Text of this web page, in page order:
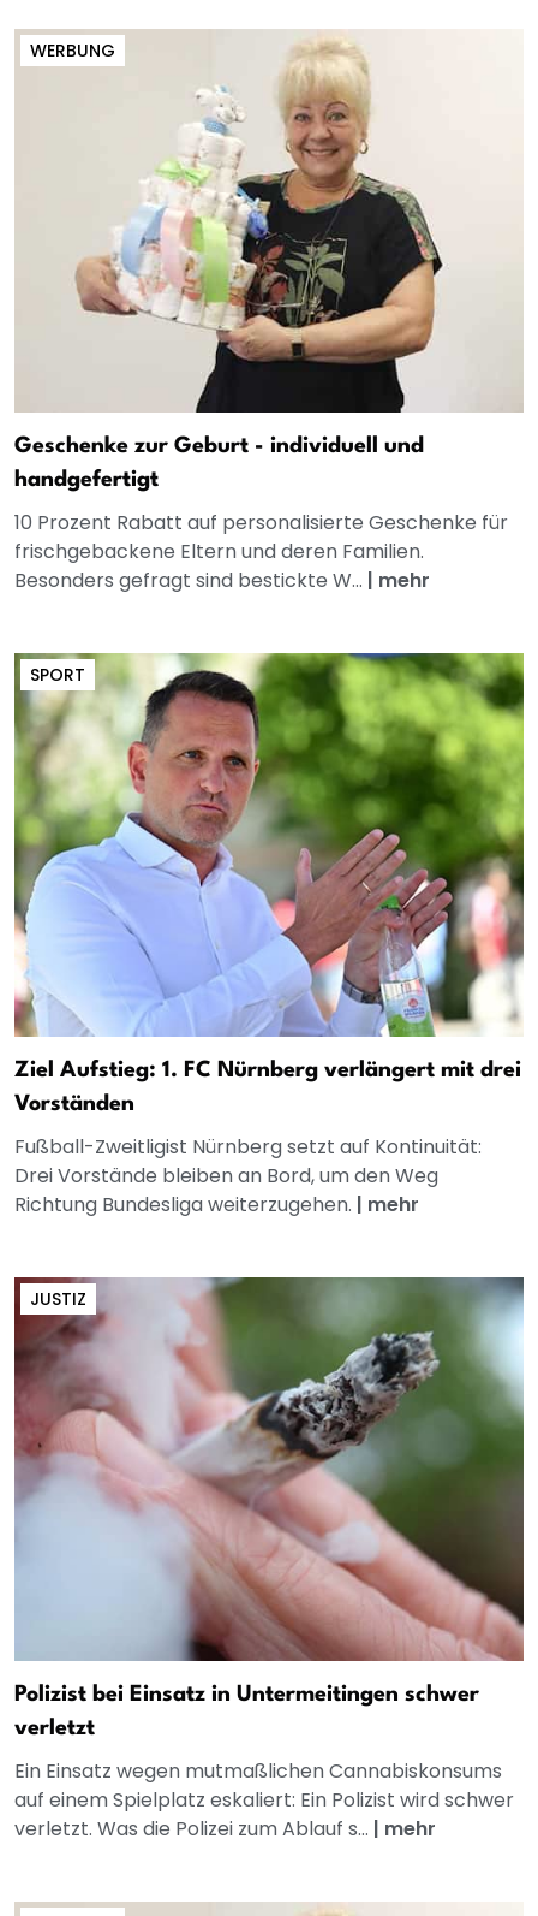
WERBUNG
Geschenke zur Geburt - individuell und
handgefertigt
10 Prozent Rabatt auf personalisierte Geschenke für
frischgebackene Eltern und deren Familien.
Besonders gefragt sind bestickte W... | mehr
SPORT
Ziel Aufstieg: 1. FC Nürnberg verlängert mit drei
Vorständen
Fußball-Zweitligist Nürnberg setzt auf Kontinuität:
Drei Vorstände bleiben an Bord, um den Weg
Richtung Bundesliga weiterzugehen. | mehr
JUSTIZ
Polizist bei Einsatz in Untermeitingen schwer
verletzt
Ein Einsatz wegen mutmaßlichen Cannabiskonsums
auf einem Spielplatz eskaliert: Ein Polizist wird schwer
verletzt. Was die Polizei zum Ablauf s... | mehr